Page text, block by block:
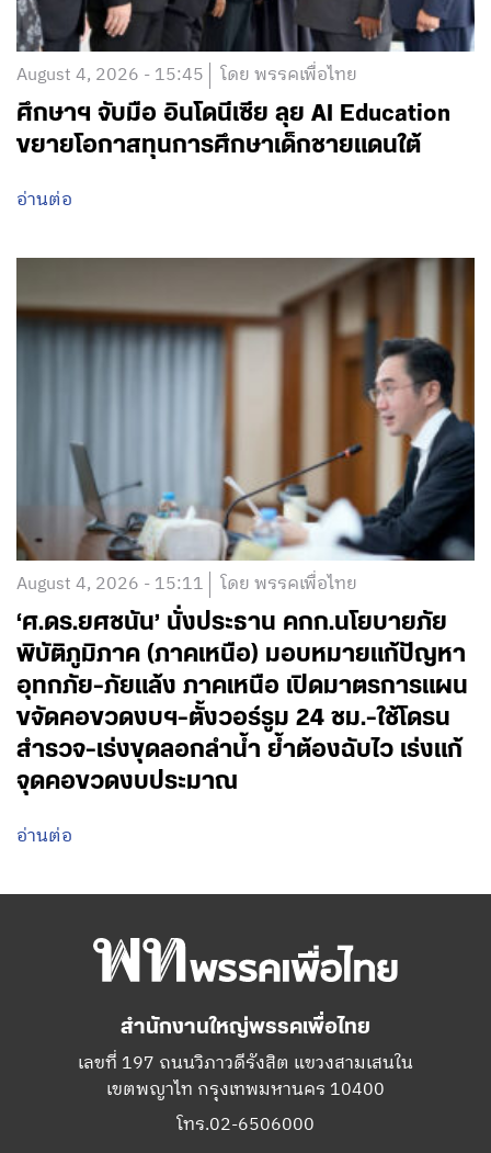
August 4, 2026 - 15:45 โดย พรรคเพื่อไทย
ศึกษาฯ จับมือ อินโดนีเซีย ลุย AI Education
ขยายโอกาสทุนการศึกษาเด็กชายแดนใต้
อ่านต่อ
August 4, 2026 - 15:11 โดย พรรคเพื่อไทย
‘ศ.ดร.ยศชนัน’ นั่งประธาน คกก.นโยบายภัย
พิบัติภูมิภาค (ภาคเหนือ) มอบหมายแก้ปัญหา
อุทกภัย-ภัยแล้ง ภาคเหนือ เปิดมาตรการแผน
ขจัดคอขวดงบฯ-ตั้งวอร์รูม 24 ชม.-ใช้โดรน
สำรวจ-เร่งขุดลอกลำน้ำ ย้ำต้องฉับไว เร่งแก้
จุดคอขวดงบประมาณ
อ่านต่อ
สำนักงานใหญ่พรรคเพื่อไทย
เลขที่ 197 ถนนวิภาวดีรังสิต แขวงสามเสนใน
เขตพญาไท กรุงเทพมหานคร 10400
โทร.02-6506000